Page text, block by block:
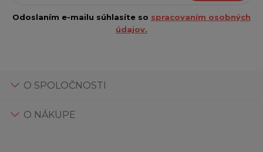
Odoslaním e-mailu súhlasíte so spracovaním osobných
údajov.
O SPOLOČNOSTI
O NÁKUPE